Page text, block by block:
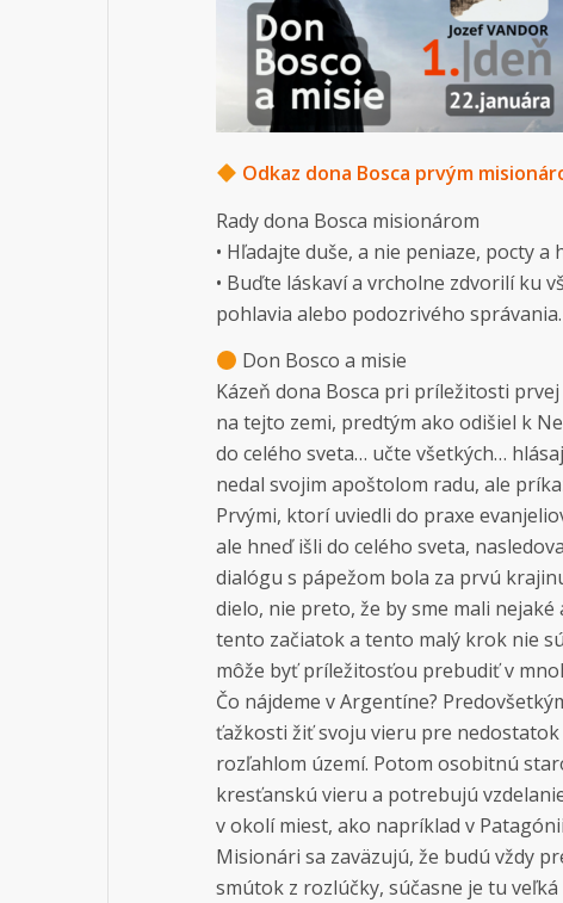
Odkaz dona Bosca prvým
Rady dona Bosca misionárom
• Hľadajte duše, a nie peniaze, pocty a
• Buďte láskaví a vrcholne zdvorilí ku
pohlavia alebo podozrivého správania.
Don Bosco a misie
Kázeň dona Bosca pri príležitosti
na tejto zemi, predtým ako odišiel k
do celého sveta… učte všetkých…
nedal svojim apoštolom radu, ale
Prvými, ktorí uviedli do praxe
ale hneď išli do celého sveta,
dialógu s pápežom bola za prvú
dielo, nie preto, že by sme mali
tento začiatok a tento malý krok nie
môže byť príležitosťou prebudiť v
Čo nájdeme v Argentíne?
ťažkosti žiť svoju vieru pre
rozľahlom území. Potom osobitnú
kresťanskú vieru a potrebujú
v okolí miest, ako napríklad v
Misionári sa zaväzujú, že budú vždy
smútok z rozlúčky, súčasne je tu